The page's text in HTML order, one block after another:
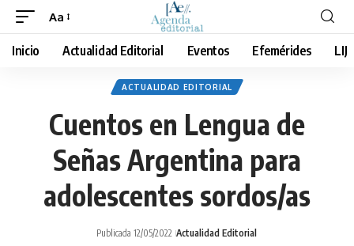
Cambiar
tamaño
Aa
Inicio Actualidad Editorial Eventos Efemérides LIJ
ACTUALIDAD EDITORIAL
Cuentos en Lengua de
Señas Argentina para
adolescentes sordos/as
Publicada 12/05/2022 Actualidad Editorial